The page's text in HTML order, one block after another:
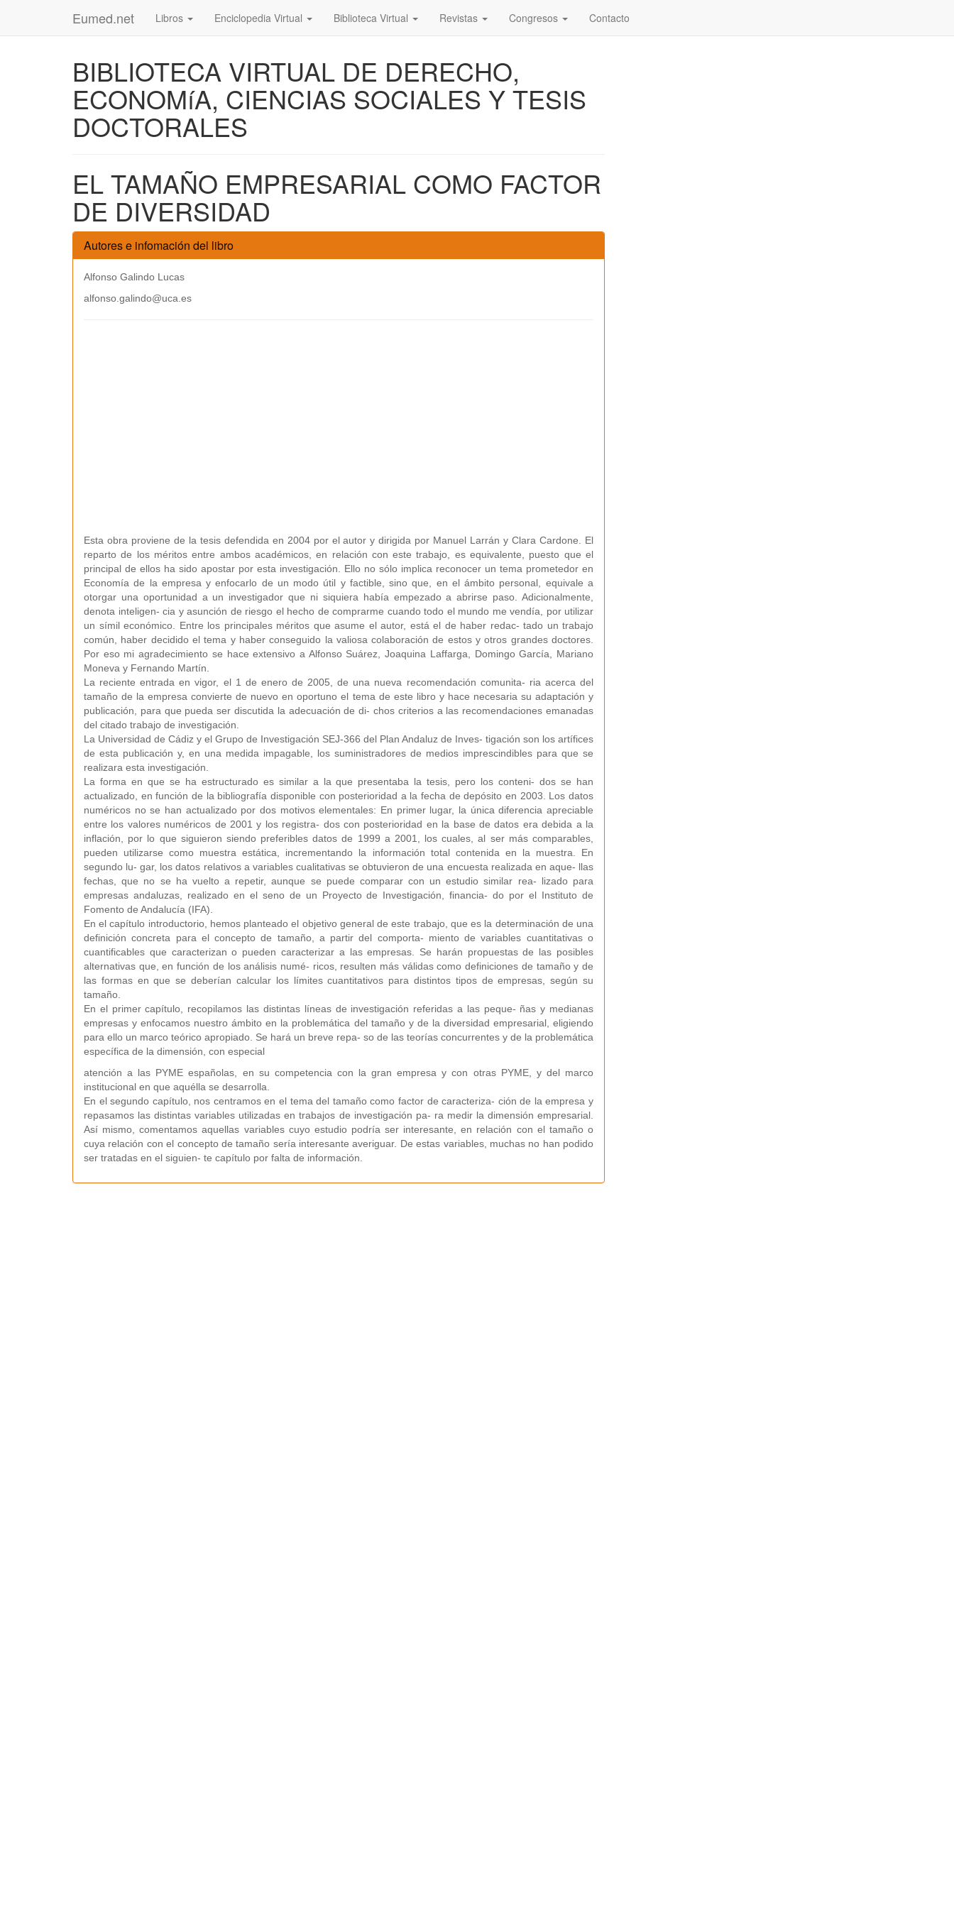
Eumed.net Libros Enciclopedia Virtual Biblioteca Virtual Revistas Congresos Contacto
BIBLIOTECA VIRTUAL DE DERECHO,
ECONOMíA, CIENCIAS SOCIALES Y TESIS
DOCTORALES
EL TAMAÑO EMPRESARIAL COMO FACTOR
DE DIVERSIDAD
Autores e infomación del libro
Alfonso Galindo Lucas
alfonso.galindo@uca.es
Esta obra proviene de la tesis defendida en 2004 por el autor y dirigida por Manuel Larrán y Clara Cardone. El
reparto de los méritos entre ambos académicos, en relación con este trabajo, es equivalente, puesto que el
principal de ellos ha sido apostar por esta investigación. Ello no sólo implica reconocer un tema prometedor en
Economía de la empresa y enfocarlo de un modo útil y factible, sino que, en el ámbito personal, equivale a
otorgar una oportunidad a un investigador que ni siquiera había empezado a abrirse paso. Adicionalmente,
denota inteligen- cia y asunción de riesgo el hecho de comprarme cuando todo el mundo me vendía, por utilizar
un símil económico. Entre los principales méritos que asume el autor, está el de haber redac- tado un trabajo
común, haber decidido el tema y haber conseguido la valiosa colaboración de estos y otros grandes doctores.
Por eso mi agradecimiento se hace extensivo a Alfonso Suárez, Joaquina Laffarga, Domingo García, Mariano
Moneva y Fernando Martín.
La reciente entrada en vigor, el 1 de enero de 2005, de una nueva recomendación comunita- ria acerca del
tamaño de la empresa convierte de nuevo en oportuno el tema de este libro y hace necesaria su adaptación y
publicación, para que pueda ser discutida la adecuación de di- chos criterios a las recomendaciones emanadas
del citado trabajo de investigación.
La Universidad de Cádiz y el Grupo de Investigación SEJ-366 del Plan Andaluz de Inves- tigación son los artífices
de esta publicación y, en una medida impagable, los suministradores de medios imprescindibles para que se
realizara esta investigación.
La forma en que se ha estructurado es similar a la que presentaba la tesis, pero los conteni- dos se han
actualizado, en función de la bibliografía disponible con posterioridad a la fecha de depósito en 2003. Los datos
numéricos no se han actualizado por dos motivos elementales: En primer lugar, la única diferencia apreciable
entre los valores numéricos de 2001 y los registra- dos con posterioridad en la base de datos era debida a la
inflación, por lo que siguieron siendo preferibles datos de 1999 a 2001, los cuales, al ser más comparables,
pueden utilizarse como muestra estática, incrementando la información total contenida en la muestra. En
segundo lu- gar, los datos relativos a variables cualitativas se obtuvieron de una encuesta realizada en aque- llas
fechas, que no se ha vuelto a repetir, aunque se puede comparar con un estudio similar rea- lizado para
empresas andaluzas, realizado en el seno de un Proyecto de Investigación, financia- do por el Instituto de
Fomento de Andalucía (IFA).
En el capítulo introductorio, hemos planteado el objetivo general de este trabajo, que es la determinación de una
definición concreta para el concepto de tamaño, a partir del comporta- miento de variables cuantitativas o
cuantificables que caracterizan o pueden caracterizar a las empresas. Se harán propuestas de las posibles
alternativas que, en función de los análisis numé- ricos, resulten más válidas como definiciones de tamaño y de
las formas en que se deberían calcular los límites cuantitativos para distintos tipos de empresas, según su
tamaño.
En el primer capítulo, recopilamos las distintas líneas de investigación referidas a las peque- ñas y medianas
empresas y enfocamos nuestro ámbito en la problemática del tamaño y de la diversidad empresarial, eligiendo
para ello un marco teórico apropiado. Se hará un breve repa- so de las teorías concurrentes y de la problemática
específica de la dimensión, con especial
atención a las PYME españolas, en su competencia con la gran empresa y con otras PYME, y del marco
institucional en que aquélla se desarrolla.
En el segundo capítulo, nos centramos en el tema del tamaño como factor de caracteriza- ción de la empresa y
repasamos las distintas variables utilizadas en trabajos de investigación pa- ra medir la dimensión empresarial.
Así mismo, comentamos aquellas variables cuyo estudio podría ser interesante, en relación con el tamaño o
cuya relación con el concepto de tamaño sería interesante averiguar. De estas variables, muchas no han podido
ser tratadas en el siguien- te capítulo por falta de información.